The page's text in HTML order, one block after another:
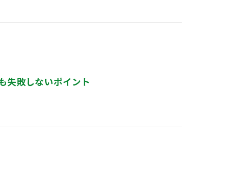
失敗しないポイント